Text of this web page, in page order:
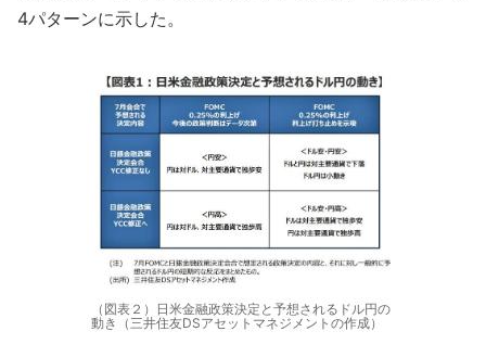
4パターンに示した。
（図表２）日米金融政策決定と予想されるドル円の
動き（三井住友DSアセットマネジメントの作成）